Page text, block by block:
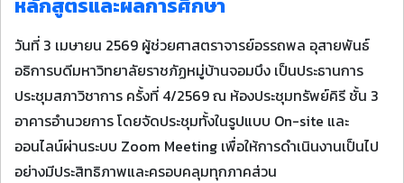
วันที่ 3 เมษายน 2569 ผู้ช่วยศาสตราจารย์อรรถพล อุสายพันธ์
อธิการบดีมหาวิทยาลัยราชภัฏหมู่บ้านจอมบึง เป็นประธานการ
ประชุมสภาวิชาการ ครั้งที่ 4/2569 ณ ห้องประชุมทรัพย์คิรี ชั้น 3
อาคารอำนวยการ โดยจัดประชุมทั้งในรูปแบบ On-site และ
ออนไลน์ผ่านระบบ Zoom Meeting เพื่อให้การดำเนินงานเป็นไป
อย่างมีประสิทธิภาพและครอบคลุมทุกภาคส่วน